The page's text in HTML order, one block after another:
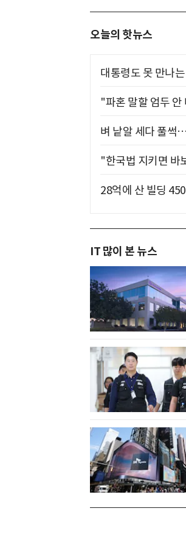
오늘의 핫뉴스
대통령도 못 만나
"파혼 말할 엄두
벼 낱알 세다 풀썩
"한국법 지키면 바
28억에 산 빌딩
IT 많이 본 뉴스